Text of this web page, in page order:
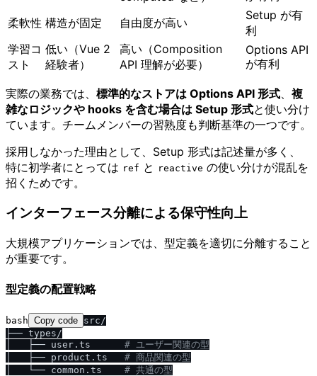
柔軟性 構造が固定 自由度が高い
Setup が有
利
学習コ
スト
低い（Vue 2
経験者）
高い（Composition
API 理解が必要）
Options API
が有利
実際の業務では、 標準的なストアは Options API 形式
複
雑なロジックや hooks を含む場合は Setup 形式と使い分け
ています。チームメンバーの習熟度も判断基準の一つです。
採用しなかった理由として、Setup 形式は記述量が多く、
特に初学者にとっては ref と reactive の使い分けが混乱を
招くためです。
インターフェース分離による保守性向上
大規模アプリケーションでは、型定義を適切に分離すること
が重要です。
型定義の配置戦略
bash Copy code src/
├── types/
│   ├── user.ts # ユーザー関連の型
│   ├── product.ts # 商品関連の型
│   └── common.ts # 共通の型